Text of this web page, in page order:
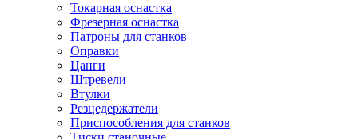
Токарная оснастка
Фрезерная оснастка
Патроны для станков
Оправки
Цанги
Штревели
Втулки
Резцедержатели
Приспособления для станков